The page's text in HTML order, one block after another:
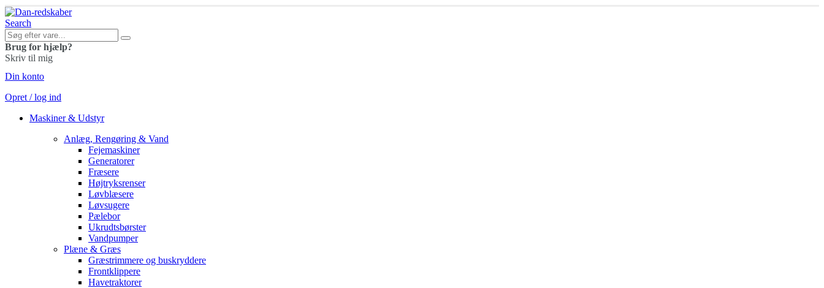
Search
Brug for hjælp?
Skriv til mig
Din konto
Opret / log ind
Maskiner & Udstyr
Anlæg, Rengøring & Vand
Fejemaskiner
Generatorer
Fræsere
Højtryksrenser
Løvblæsere
Løvsugere
Pælebor
Ukrudtsbørster
Vandpumper
Plæne & Græs
Græstrimmere og buskryddere
Frontklippere
Havetraktorer